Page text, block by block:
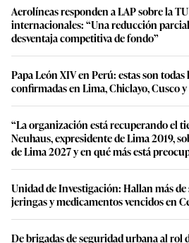
Aerolíneas responden a LAP sobre la
internacionales: “Una reducción
desventaja competitiva de fondo”
Papa León XIV en Perú: estas son todas
confirmadas en Lima, Chiclayo, Cusco
“La organización está recuperando el
Neuhaus, expresidente de Lima 2019,
de Lima 2027 y en qué más está
Unidad de Investigación: Hallan más
jeringas y medicamentos vencidos en
De brigadas de seguridad urbana al rol